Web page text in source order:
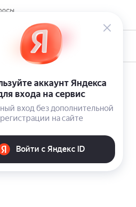
товара
Контакты
28-07
G140:
4 насадки и